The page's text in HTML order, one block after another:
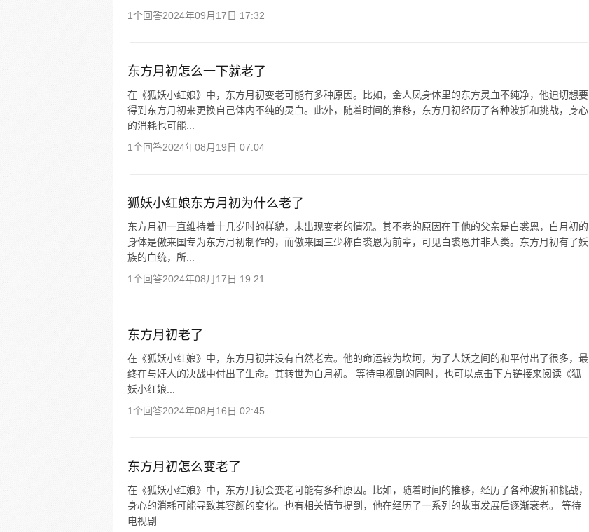
1个回答2024年09月17日 17:32
东方月初怎么一下就老了
在《狐妖小红娘》中，东方月初变老可能有多种原因。比如，金人凤身体里的东方灵血不纯净，他迫切想要
得到东方月初来更换自己体内不纯的灵血。此外，随着时间的推移，东方月初经历了各种波折和挑战，身心
的消耗也可能...
1个回答2024年08月19日 07:04
狐妖小红娘东方月初为什么老了
东方月初一直维持着十几岁时的样貌，未出现变老的情况。其不老的原因在于他的父亲是白裘恩，白月初的
身体是傲来国专为东方月初制作的，而傲来国三少称白裘恩为前辈，可见白裘恩并非人类。东方月初有了妖
族的血统，所...
1个回答2024年08月17日 19:21
东方月初老了
在《狐妖小红娘》中，东方月初并没有自然老去。他的命运较为坎坷，为了人妖之间的和平付出了很多，最
终在与奸人的决战中付出了生命。其转世为白月初。 等待电视剧的同时，也可以点击下方链接来阅读《狐
妖小红娘...
1个回答2024年08月16日 02:45
东方月初怎么变老了
在《狐妖小红娘》中，东方月初会变老可能有多种原因。比如，随着时间的推移，经历了各种波折和挑战，
身心的消耗可能导致其容颜的变化。也有相关情节提到，他在经历了一系列的故事发展后逐渐衰老。 等待
电视剧...